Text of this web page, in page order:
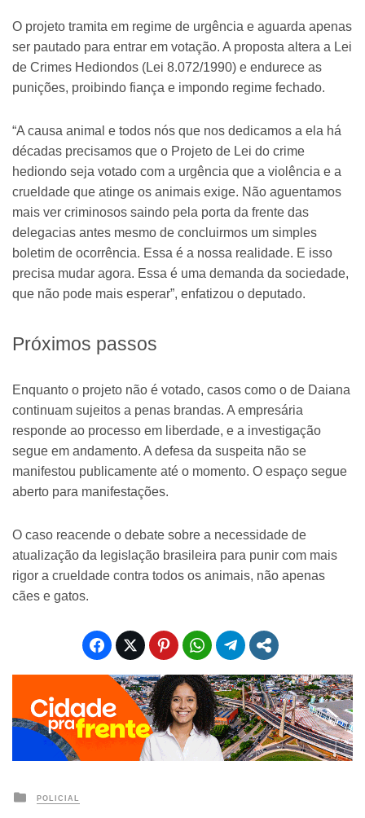
O projeto tramita em regime de urgência e aguarda apenas
ser pautado para entrar em votação. A proposta altera a Lei
de Crimes Hediondos (Lei 8.072/1990) e endurece as
punições, proibindo fiança e impondo regime fechado.
“A causa animal e todos nós que nos dedicamos a ela há
décadas precisamos que o Projeto de Lei do crime
hediondo seja votado com a urgência que a violência e a
crueldade que atinge os animais exige. Não aguentamos
mais ver criminosos saindo pela porta da frente das
delegacias antes mesmo de concluirmos um simples
boletim de ocorrência. Essa é a nossa realidade. E isso
precisa mudar agora. Essa é uma demanda da sociedade,
que não pode mais esperar”, enfatizou o deputado.
Próximos passos
Enquanto o projeto não é votado, casos como o de Daiana
continuam sujeitos a penas brandas. A empresária
responde ao processo em liberdade, e a investigação
segue em andamento. A defesa da suspeita não se
manifestou publicamente até o momento. O espaço segue
aberto para manifestações.
O caso reacende o debate sobre a necessidade de
atualização da legislação brasileira para punir com mais
rigor a crueldade contra todos os animais, não apenas
cães e gatos.
Posted
in
POLICIAL